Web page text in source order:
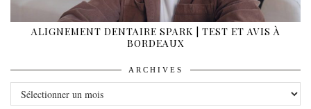
ALIGNEMENT DENTAIRE SPARK | TEST ET AVIS À
BORDEAUX
ARCHIVES
ARCHIVES